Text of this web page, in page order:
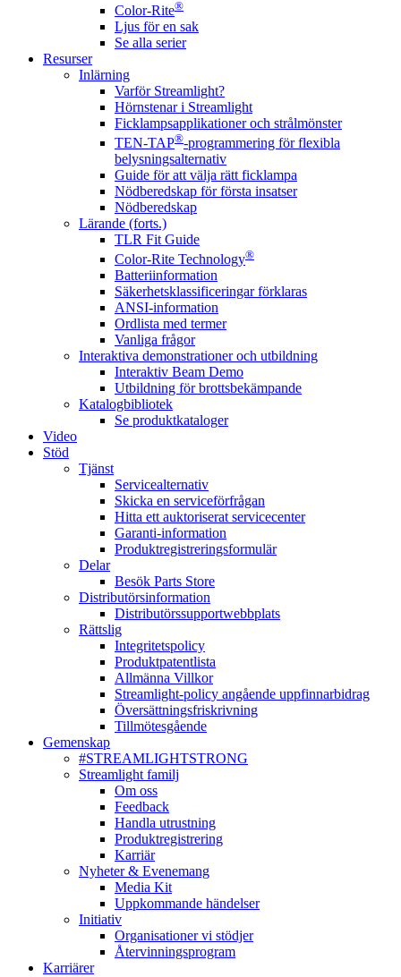
Color-Rite®
Ljus för en sak
Se alla serier
Resurser
Inlärning
Varför Streamlight?
Hörnstenar i Streamlight
Ficklampsapplikationer och strålmönster
TEN-TAP®-programmering för flexibla
belysningsalternativ
Guide för att välja rätt ficklampa
Nödberedskap för första insatser
Nödberedskap
Lärande (forts.)
TLR Fit Guide
Color-Rite Technology®
Batteriinformation
Säkerhetsklassificeringar förklaras
ANSI-information
Ordlista med termer
Vanliga frågor
Interaktiva demonstrationer och utbildning
Interaktiv Beam Demo
Utbildning för brottsbekämpande
Katalogbibliotek
Se produktkataloger
Video
Stöd
Tjänst
Servicealternativ
Skicka en serviceförfrågan
Hitta ett auktoriserat servicecenter
Garanti-information
Produktregistreringsformulär
Delar
Besök Parts Store
Distributörsinformation
Distributörssupportwebbplats
Rättslig
Integritetspolicy
Produktpatentlista
Allmänna Villkor
Streamlight-policy angående uppfinnarbidrag
Översättningsfriskrivning
Tillmötesgående
Gemenskap
#STREAMLIGHTSTRONG
Streamlight familj
Om oss
Feedback
Handla utrustning
Produktregistrering
Karriär
Nyheter & Evenemang
Media Kit
Uppkommande händelser
Initiativ
Organisationer vi stödjer
Återvinningsprogram
Karriärer